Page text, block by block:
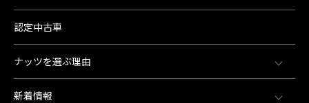
認定中古車
ナッツを選ぶ理由
新着情報